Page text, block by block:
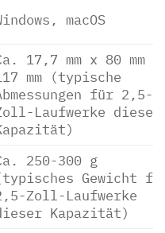
macOS
17,7 mm x 80 mm x
mm (typische
für 2,5-
Laufwerke dieser
250-300 g
Gewicht
Zoll-Laufwerke
Kapazität)